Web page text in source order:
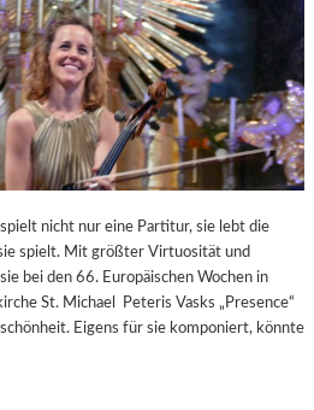
nicht nur eine Partitur, sie lebt die
spielt. Mit größter Virtuosität und
bei den 66. Europäischen Wochen in
St. Michael Peteris Vasks „Presence“
Eigens für sie komponiert, könnte